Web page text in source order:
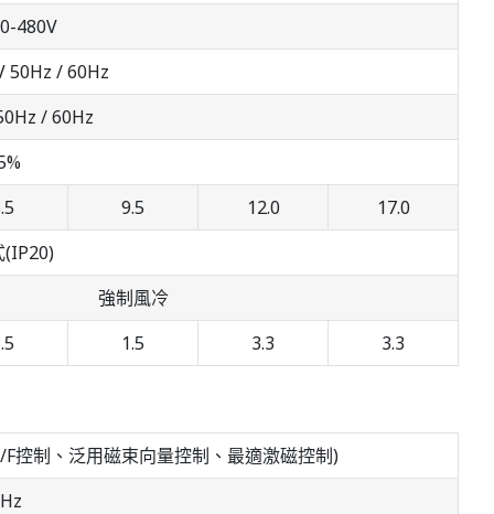
480V
50Hz / 60Hz
/ 60Hz
9.5 12.0
17.0
(IP20)
強制風冷
1.5 3.3 3.3
控制、泛用磁束向量控制、最適激磁控制)